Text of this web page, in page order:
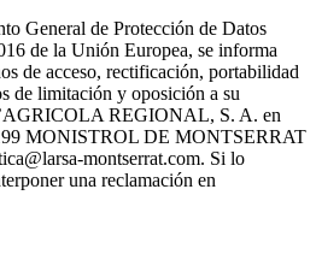
General de Protección de Datos
de la Unión Europea, se informa
de acceso, rectificación, portabilidad
de limitación y oposición a su
REGIONAL, S. A. en
MONISTROL DE MONTSERRAT
montserrat.com. Si lo
una reclamación en